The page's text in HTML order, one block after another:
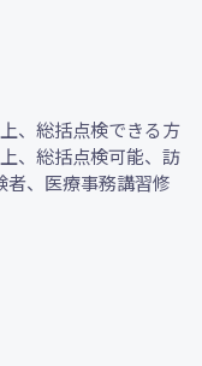
、総括点検できる方
、総括点検可能、訪
者、医療事務講習修